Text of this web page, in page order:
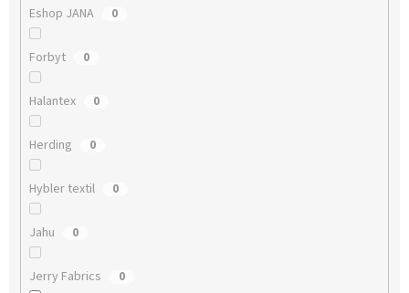
Eshop JANA 0
Forbyt 0
Halantex 0
Herding 0
Hybler textil 0
Jahu 0
Jerry Fabrics 0